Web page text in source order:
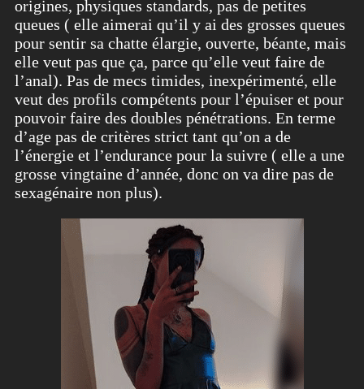
origines, physiques standards, pas de petites
queues ( elle aimerai qu’il y ai des grosses queues
pour sentir sa chatte élargie, ouverte, béante, mais
elle veut pas que ça, parce qu’elle veut faire de
l’anal). Pas de mecs timides, inexpérimenté, elle
veut des profils compétents pour l’épuiser et pour
pouvoir faire des doubles pénétrations. En terme
d’age pas de critères strict tant qu’on a de
l’énergie et l’endurance pour la suivre ( elle a une
grosse vingtaine d’année, donc on va dire pas de
sexagénaire non plus).